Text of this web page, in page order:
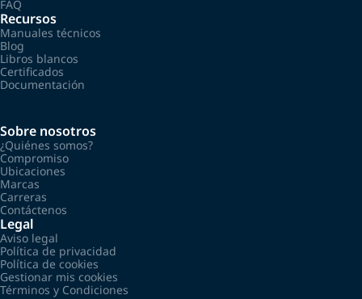
FAQ
Recursos
Manuales técnicos
Blog
Libros blancos
Certificados
Documentación
Sobre nosotros
¿Quiénes somos?
Compromiso
Ubicaciones
Marcas
Carreras
Contáctenos
Legal
Aviso legal
Política de privacidad
Política de cookies
Gestionar mis cookies
Términos y Condiciones